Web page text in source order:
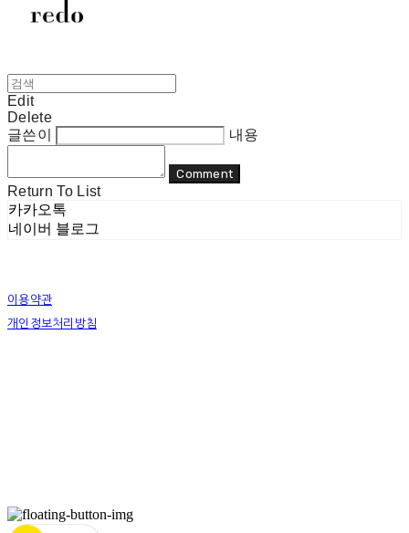
Edit
Delete
글쓴이
내용
Comment
Return To List
카카오톡
네이버 블로그
이용약관
개인정보처리방침